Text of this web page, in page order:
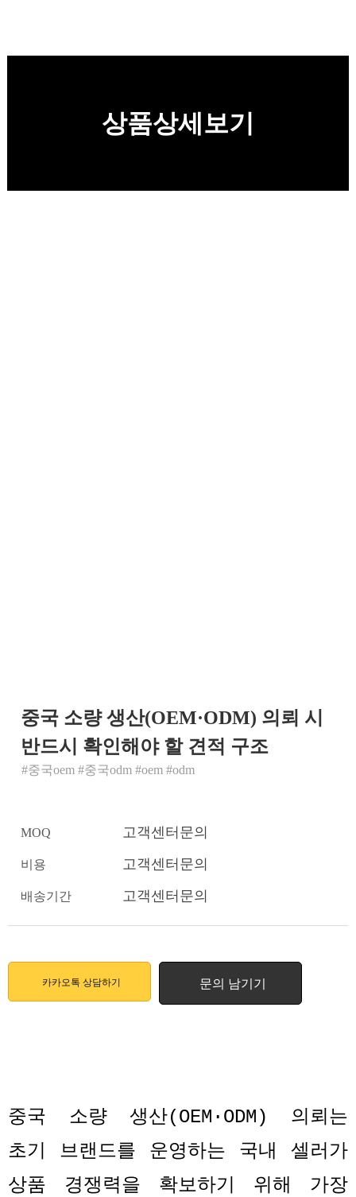
상품상세보기
중국 소량 생산(OEM·ODM) 의뢰 시
반드시 확인해야 할 견적 구조
#중국oem #중국odm #oem #odm
MOQ 고객센터문의
비용 고객센터문의
배송기간 고객센터문의
카카오톡 상담하기 문의 남기기
중국 소량 생산(OEM·ODM) 의뢰는
초기 브랜드를 운영하는 국내 셀러가
상품 경쟁력을 확보하기 위해 가장